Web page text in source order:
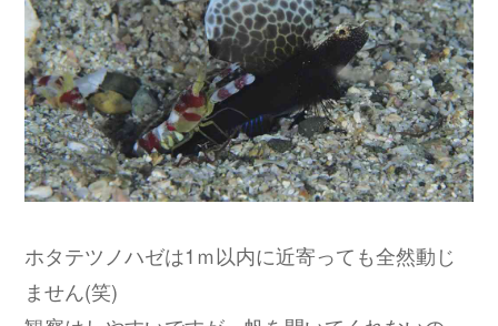
ホタテツノハゼは1ｍ以内に近寄っても全然動じ
ません(笑)